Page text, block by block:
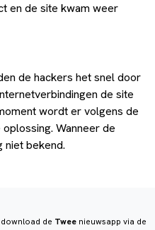
en de site kwam weer
de hackers het snel door
de site
wordt er volgens de
Wanneer de
niet bekend.
download de Tweenieuwsapp via de